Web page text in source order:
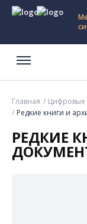
Главная
Цифровые
Редкие книги и
РЕДКИЕ